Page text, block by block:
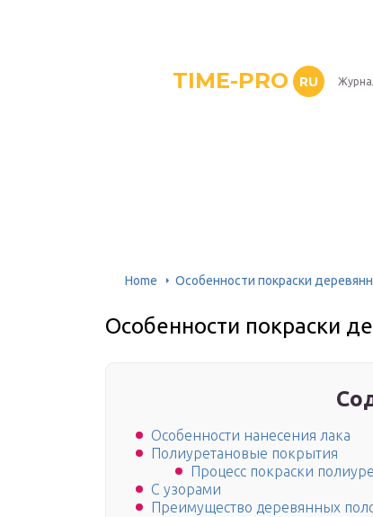
TIME-PRO RU
Home Особенности покраски
Особенности покраски
Особенности нанесения лака
Полиуретановые покрытия
Процесс покраски
С узорами
Преимущество деревянных